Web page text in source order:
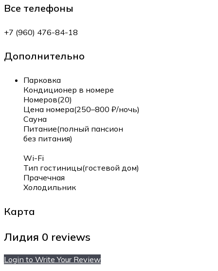
Все телефоны
+7 (960) 476-84-18
Дополнительно
Парковка
Кондиционер в номере
Номеров(20)
Цена номера(250–800 ₽/ночь)
Сауна
Питание(полный пансион
без питания)
Wi-Fi
Тип гостиницы(гостевой дом)
Прачечная
Холодильник
Карта
Лидия 0 reviews
Login to Write Your Review